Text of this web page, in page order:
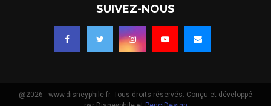
SUIVEZ-NOUS
@2026 - www.disneyphile.fr. Tous droits réservés. Conçu et développé